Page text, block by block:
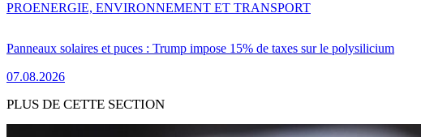
Panneaux solaires et puces : Trump impose 15% de taxes sur le polysilicium
07.08.2026
PROENERGIE, ENVIRONNEMENT ET TRANSPORT
PLUS DE CETTE SECTION